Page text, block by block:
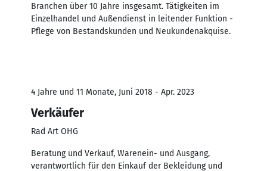
Branchen über 10 Jahre insgesamt. Tätigkeiten im
Einzelhandel und Außendienst in leitender Funktion -
Pflege von Bestandskunden und Neukundenakquise.
4 Jahre und 11 Monate, Juni 2018 - Apr. 2023
Verkäufer
Rad Art OHG
Beratung und Verkauf, Warenein- und Ausgang,
verantwortlich für den Einkauf der Bekleidung und